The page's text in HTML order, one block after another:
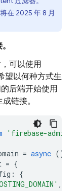
在 2025 年 8 月
可以使用
望以何种方式生
后端开始使用
链接。
'firebase-admin/
= async ()
= {
:
{
,